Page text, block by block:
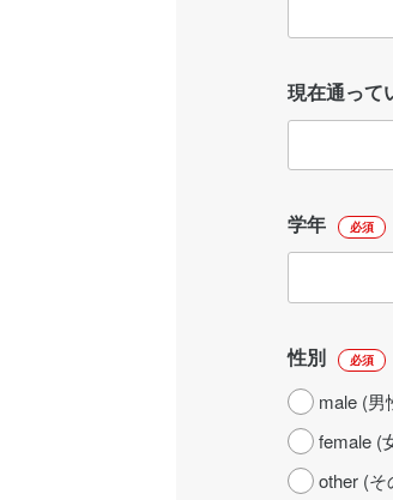
現在通って
学年 必須
性別 必須
male (男
female (
other (そ